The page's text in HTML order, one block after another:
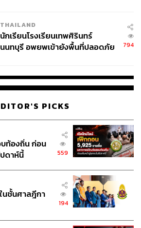
จ่ายหนี้-แอบระบุแบรนด์
THAILAND
นักเรียนโรงเรียนเทพศิรินทร์
นนทบุรี อพยพเข้ายังพื้นที่ปลอดภัย
794
PICKS
ท้องถิ่น ก่อน
ดาห์นี้
559
นชั้นศาลฎีกา
194